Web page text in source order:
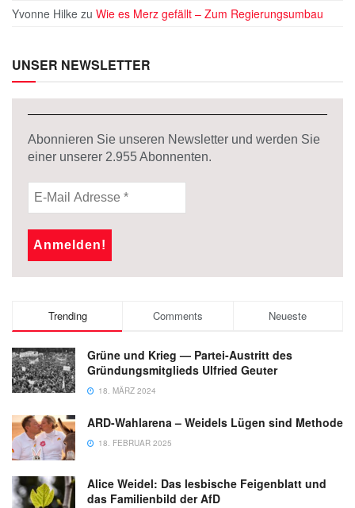
Yvonne Hilke zu Wie es Merz gefällt – Zum Regierungsumbau
UNSER NEWSLETTER
Abonnieren Sie unseren Newsletter und werden Sie
einer unserer 2.955Abonnenten.
Trending Comments Neueste
Grüne und Krieg — Partei-Austritt des
Gründungsmitglieds Ulfried Geuter
18. MÄRZ 2024
ARD-Wahlarena – Weidels Lügen sind Methode
18. FEBRUAR 2025
Alice Weidel: Das lesbische Feigenblatt und
das Familienbild der AfD